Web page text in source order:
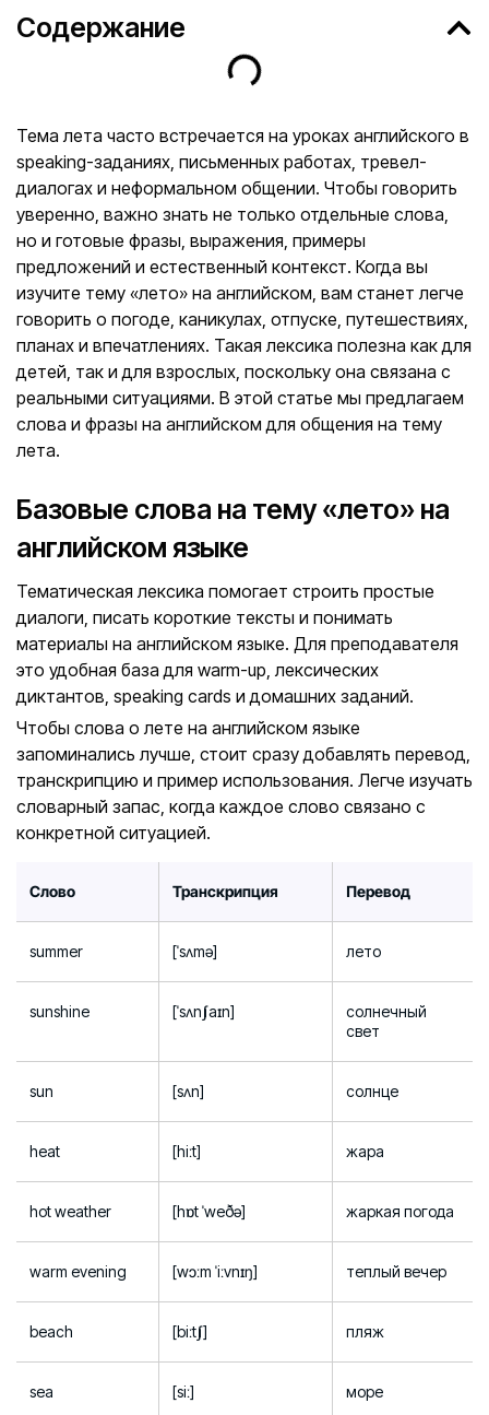
Содержание
Тема лета часто встречается на уроках английского в
speaking-заданиях, письменных работах, тревел-
диалогах и неформальном общении. Чтобы говорить
уверенно, важно знать не только отдельные слова,
но и готовые фразы, выражения, примеры
предложений и естественный контекст. Когда вы
изучите тему «лето» на английском, вам станет легче
говорить о погоде, каникулах, отпуске, путешествиях,
планах и впечатлениях. Такая лексика полезна как для
детей, так и для взрослых, поскольку она связана с
реальными ситуациями. В этой статье мы предлагаем
слова и фразы на английском для общения на тему
лета.
Базовые слова на тему «лето» на
английском языке
Тематическая лексика помогает строить простые
диалоги, писать короткие тексты и понимать
материалы на английском языке. Для преподавателя
это удобная база для warm-up, лексических
диктантов, speaking cards и домашних заданий.
Чтобы слова о лете на английском языке
запоминались лучше, стоит сразу добавлять перевод,
транскрипцию и пример использования. Легче изучать
словарный запас, когда каждое слово связано с
конкретной ситуацией.
Слово Транскрипция Перевод
summer [ˈsʌmə] лето
sunshine [ˈsʌnʃaɪn]
солнечный
свет
sun [sʌn] солнце
heat [hiːt] жара
hot weather [hɒt ˈweðə] жаркая погода
warm evening [wɔːm ˈiːvnɪŋ] теплый вечер
beach [biːtʃ] пляж
sea [siː] море